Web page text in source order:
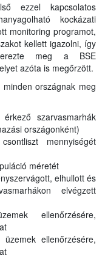
ezzel kapcsolatos
kockázati
monitoring programot,
kellett igazolni, így
meg a BSE
azóta is megőrzött.
országnak meg
szarvasmarhák
országonként)
mennyiségét
méretét
elhullott és
elvégzett
ellenőrzésére,
ellenőrzésére,